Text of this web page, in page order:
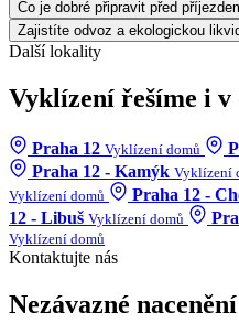
Co je dobré připravit před
Zajistíte odvoz a ekologickou
Další lokality
Vyklízení řešíme i v
Praha 12 Vyklízení domů
Praha 12 - Kamýk Vyklízení
Vyklízení domů Praha 12 -
12 - Libuš Vyklízení domů
Vyklízení domů
Kontaktujte nás
Nezávazné nacenění